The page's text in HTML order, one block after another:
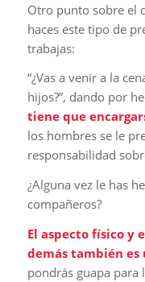
Otro punto sobre el
haces este tipo de
trabajas:
“¿Vas a venir a la
hijos?”, dando por
tiene que
los hombres se le
responsabilidad
¿Alguna vez le has
compañeros?
El aspecto físico y
demás también es
pondrás guapa para